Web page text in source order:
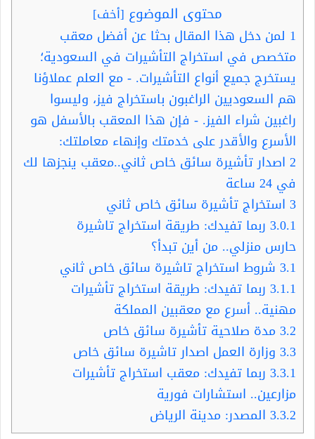
محتوى الموضوع [أخف]
1 لمن دخل هذا المقال بحثا عن أفضل معقب
متخصص في استخراج التأشيرات في السعودية؛
يستخرج جميع أنواع التأشيرات. - مع العلم عملاؤنا
هم السعوديين الراغبون باستخراج فيز، وليسوا
راغبين شراء الفيز. - فإن هذا المعقب بالأسفل هو
الأسرع والأقدر على خدمتك وإنهاء معاملتك:
2 اصدار تأشيرة سائق خاص ثاني..معقب ينجزها لك
في 24 ساعة
3 استخراج تأشيرة سائق خاص ثاني
3.0.1 ربما تفيدك: طريقة استخراج تاشيرة
حارس منزلي.. من أين تبدأ؟
3.1 شروط استخراج تاشيرة سائق خاص ثاني
3.1.1 ربما تفيدك: طريقة استخراج تأشيرات
مهنية.. أسرع مع معقبين المملكة
3.2مدة صلاحية تأشيرة سائق خاص
3.3 وزارة العمل اصدار تاشيرة سائق خاص
3.3.1 ربما تفيدك: معقب استخراج تأشيرات
مزارعين.. استشارات فورية
3.3.2 المصدر: مدينة الرياض